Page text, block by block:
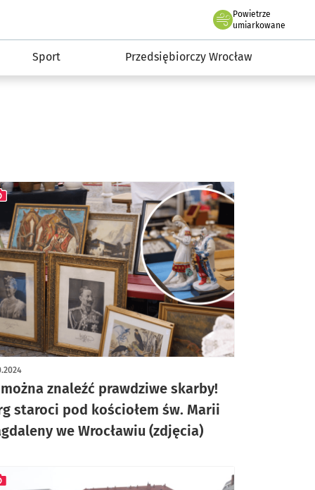
Powietrze
we Wrocławiu
umiarkowane
Sport Przedsiębiorczy Wrocław
znaleźć prawdziwe skarby!
staroci pod kościołem św. Marii
we Wrocławiu (zdjęcia)
z galerią zdjęć